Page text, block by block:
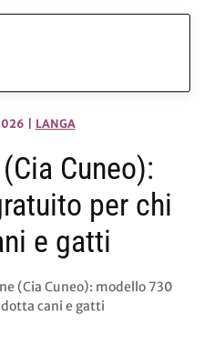
LANGA
Cuneo):
per chi
e gatti
(Cia Cuneo): modello 730
cani e gatti